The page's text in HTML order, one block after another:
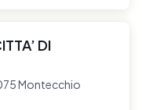
DI
Montecchio